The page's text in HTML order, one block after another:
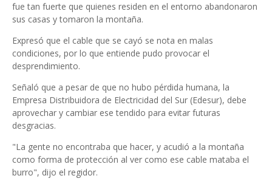
fue tan fuerte que quienes residen en el entorno abandonaron
sus casas y tomaron la montaña.
Expresó que el cable que se cayó se nota en malas
condiciones, por lo que entiende pudo provocar el
desprendimiento.
Señaló que a pesar de que no hubo pérdida humana, la
Empresa Distribuidora de Electricidad del Sur (Edesur), debe
aprovechar y cambiar ese tendido para evitar futuras
desgracias.
"La gente no encontraba que hacer, y acudió a la montaña
como forma de protección al ver como ese cable mataba el
burro", dijo el regidor.